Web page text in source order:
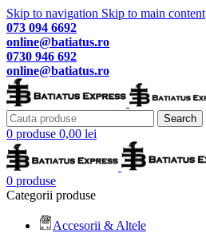
Skip to navigation Skip to main content
073 094 6692
online@batiatus.ro
0730 946 692
online@batiatus.ro
Search
0 produse 0,00 lei
0 produse
Categorii produse
Accesorii & Altele